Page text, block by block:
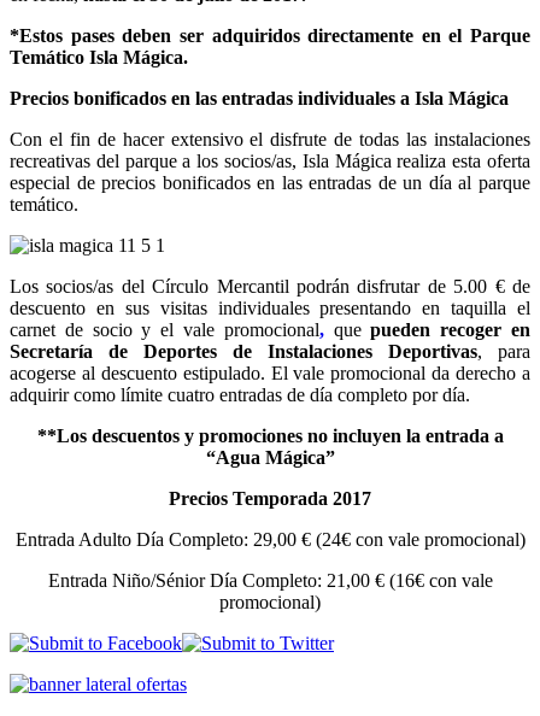
*Estos pases deben ser adquiridos directamente en el Parque
Temático Isla Mágica.
Precios bonificados en las entradas individuales a Isla Mágica
Con el fin de hacer extensivo el disfrute de todas las instalaciones
recreativas del parque a los socios/as, Isla Mágica realiza esta oferta
especial de precios bonificados en las entradas de un día al parque
temático.
Los socios/as del Círculo Mercantil podrán disfrutar de 5.00 € de
descuento en sus visitas individuales presentando en taquilla el
carnet de socio y el vale promocional,quepueden recoger en
Secretaría de Deportes de Instalaciones Deportivas, para
acogerse al descuento estipulado. El vale promocional da derecho a
adquirir como límite cuatro entradas de día completo por día.
**Los descuentos y promociones no incluyen la entrada a
“Agua Mágica”
Precios Temporada 2017
Entrada Adulto Día Completo: 29,00 € (24€ con vale promocional)
Entrada Niño/Sénior Día Completo: 21,00 € (16€ con vale
promocional)